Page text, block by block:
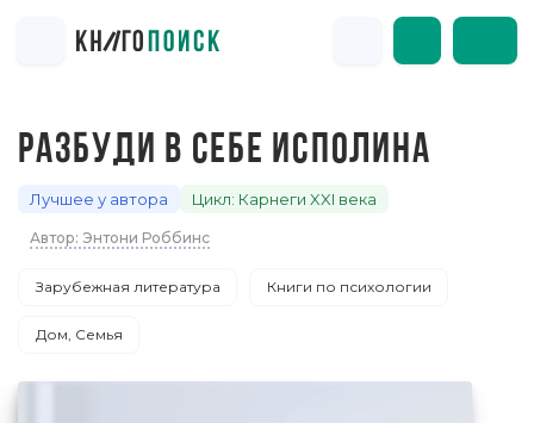
РАЗБУДИ В СЕБЕ ИСПОЛИНА
Лучшее у автора Цикл: Карнеги XXI века
Автор: Энтони Роббинс
Зарубежная литература Книги по психологии
Дом, Семья